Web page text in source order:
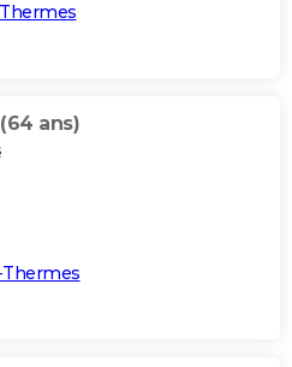
(64 ans)
Thermes